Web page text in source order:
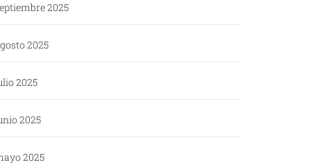
2025
2025
2025
2025
2025